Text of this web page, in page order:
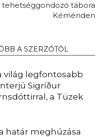
tehetséggondozó tábora
Kéménden
A SZERZŐTŐL
világ legfontosabb
Sigríður
a Tüzek
határ meghúzása